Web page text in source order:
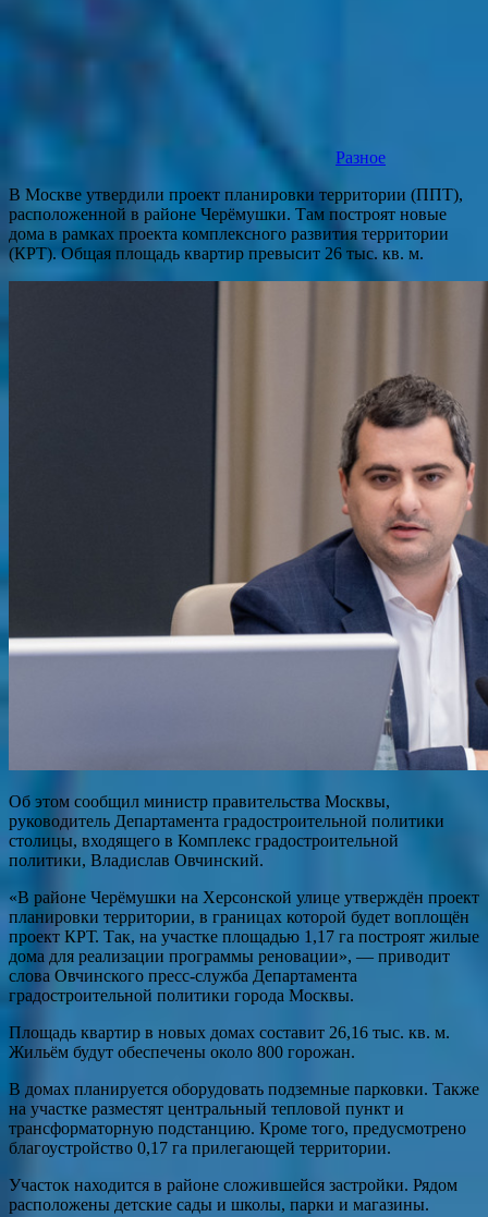
Разное
В Москве утвердили проект планировки территории (ППТ),
расположенной в районе Черёмушки. Там построят новые
дома в рамках проекта комплексного развития территории
(КРТ). Общая площадь квартир превысит 26 тыс. кв. м.
Об этом сообщил министр правительства Москвы,
руководитель Департамента градостроительной политики
столицы, входящего в Комплекс градостроительной
политики, Владислав Овчинский.
«В районе Черёмушки на Херсонской улице утверждён проект
планировки территории, в границах которой будет воплощён
проект КРТ. Так, на участке площадью 1,17 га построят жилые
дома для реализации программы реновации», — приводит
слова Овчинского пресс-служба Департамента
градостроительной политики города Москвы.
Площадь квартир в новых домах составит 26,16 тыс. кв. м.
Жильём будут обеспечены около 800 горожан.
В домах планируется оборудовать подземные парковки. Также
на участке разместят центральный тепловой пункт и
трансформаторную подстанцию. Кроме того, предусмотрено
благоустройство 0,17 га прилегающей территории.
Участок находится в районе сложившейся застройки. Рядом
расположены детские сады и школы, парки и магазины.